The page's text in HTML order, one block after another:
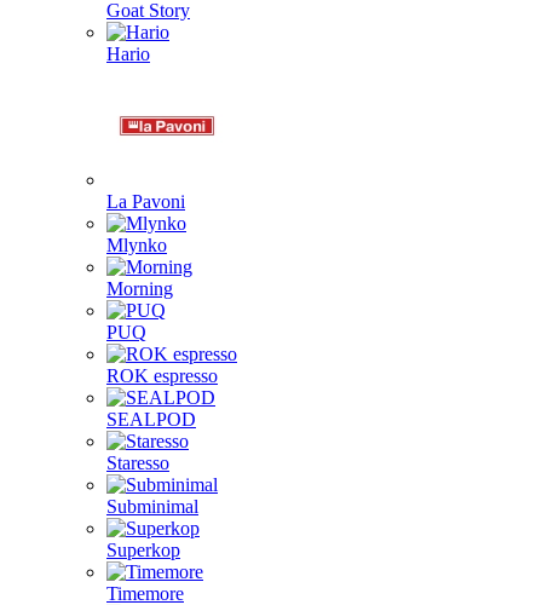
Goat Story
Hario
La Pavoni
Mlynko
Morning
PUQ
ROK espresso
SEALPOD
Staresso
Subminimal
Superkop
Timemore